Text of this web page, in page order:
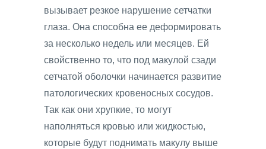
вызывает резкое нарушение сетчатки
глаза. Она способна ее деформировать
за несколько недель или месяцев. Ей
свойственно то, что под макулой сзади
сетчатой оболочки начинается развитие
патологических кровеносных сосудов.
Так как они хрупкие, то могут
наполняться кровью или жидкостью,
которые будут поднимать макулу выше